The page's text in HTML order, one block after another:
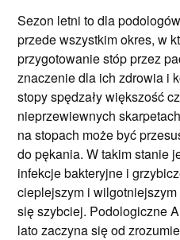
Sezon letni to dla
przede wszystkim okres, w
przygotowanie stóp przez
znaczenie dla ich zdrowia i
stopy spędzały większość
nieprzewiewnych
na stopach może być
do pękania. W takim stanie
infekcje bakteryjne i
cieplejszym i
się szybciej. Podologiczne
lato zaczyna się od